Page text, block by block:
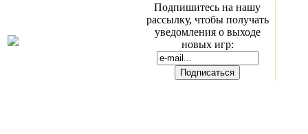
Подпишитесь на нашу
рассылку, чтобы получать
уведомления о выходе
новых игр: